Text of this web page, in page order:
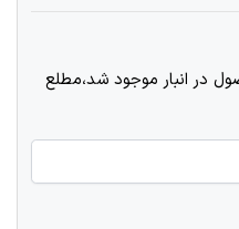
در انبار موجود شد،مطلع